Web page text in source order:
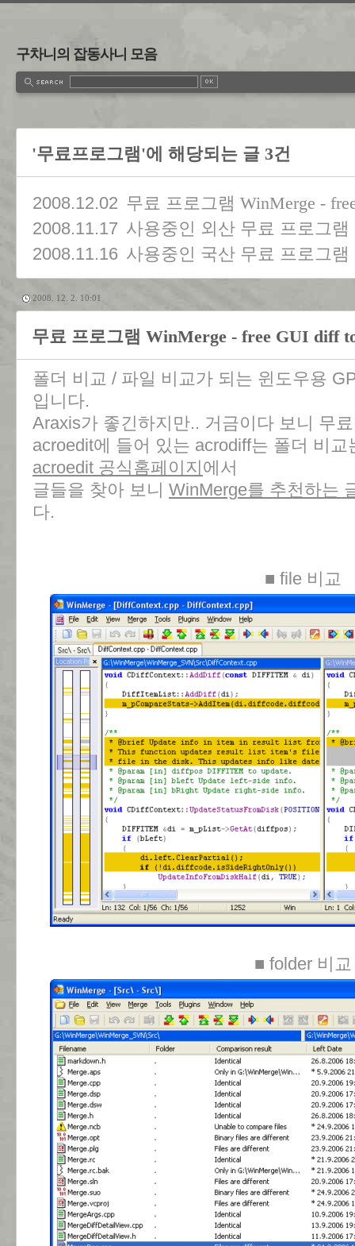
구차니의 잡동사니 모음
'무료프로그램'에 해당되는 글 3건
2008.12.02 무료 프로그램 WinMerge -
2008.11.17 사용중인 외산 무료 프로그램
2008.11.16 사용중인 국산 무료 프로그램
2008. 12. 2. 10:01
무료 프로그램 WinMerge - free GUI diff
폴더 비교 / 파일 비교가 되는 윈도우용
입니다.
Araxis가 좋긴하지만.. 거금이다 보니 무
acroedit에 들어 있는 acrodiff는 폴더 비
acroedit 공식홈페이지에서
글들을 찾아 보니 WinMerge를 추천하는
다.
■ file 비교
■ folder 비교